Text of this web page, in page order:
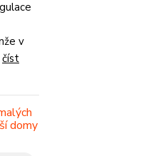
v
číst